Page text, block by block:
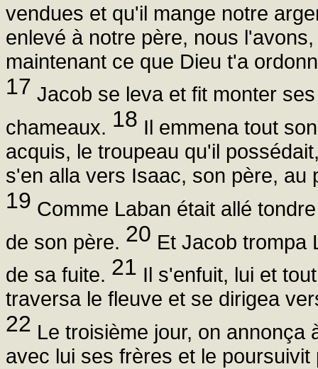
vendues et qu'il mange notre
enlevé à notre père, nous
maintenant ce que Dieu t'a
17 Jacob se leva et fit monter
chameaux. 18 Il emmena tout
acquis, le troupeau qu'il
s'en alla vers Isaac, son père, au
19 Comme Laban était allé
de son père. 20 Et Jacob trompa
de sa fuite. 21 Il s'enfuit, lui et
traversa le fleuve et se dirigea
22 Le troisième jour, on
avec lui ses frères et le